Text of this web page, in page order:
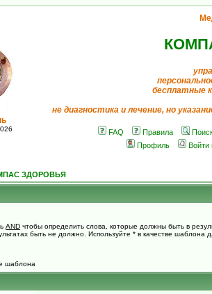
бесплатные
не диагностика и лечение, но
FAQ Правила
Профиль
Войти
ЗДОРОВЬЯ
AND чтобы определить слова, которые должны быть в
быть не должно. Используйте * в качестве шаблона
шаблона